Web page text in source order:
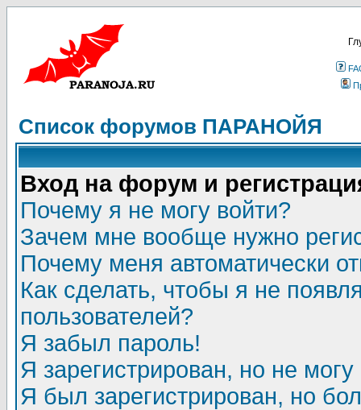
Список форумов ПАРАНОЙЯ
Вход на форум и
Почему я не могу войти?
Зачем мне вообще нужно
Почему меня автоматически
Как сделать, чтобы я не
пользователей?
Я забыл пароль!
Я зарегистрирован, но не могу
Я был зарегистрирован, но